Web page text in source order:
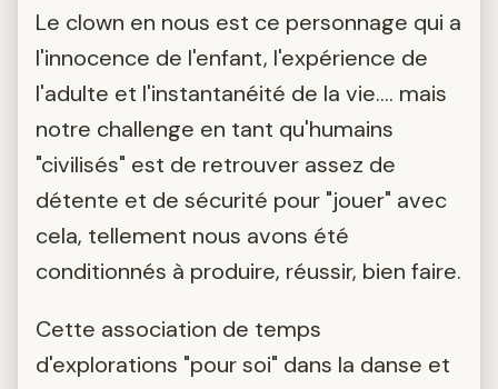
Le clown en nous est ce personnage qui a
l'innocence de l'enfant, l'expérience de
l'adulte et l'instantanéité de la vie.... mais
notre challenge en tant qu'humains
"civilisés" est de retrouver assez de
détente et de sécurité pour "jouer" avec
cela, tellement nous avons été
conditionnés à produire, réussir, bien faire.
Cette association de temps
d'explorations "pour soi" dans la danse et